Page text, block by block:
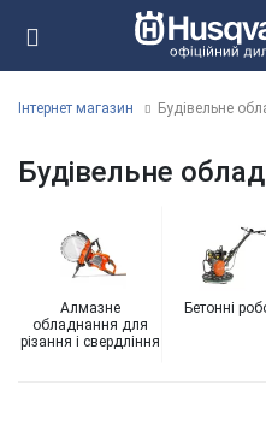
Інтернет магазин Будівельне
Будівельне
Алмазне
обладнання для
різання і свердління
Бетонні